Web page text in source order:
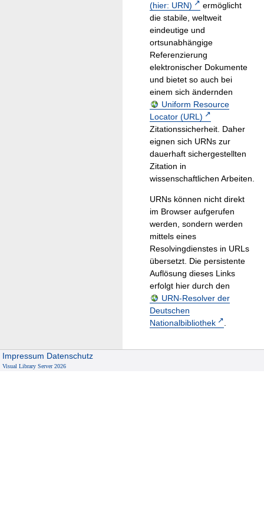
(hier: URN)
ermöglicht
die stabile, weltweit
eindeutige und
ortsunabhängige
Referenzierung
elektronischer Dokumente
und bietet so auch bei
einem sich ändernden
Uniform Resource
Locator (URL)
Zitationssicherheit. Daher
eignen sich URNs zur
dauerhaft sichergestellten
Zitation in
wissenschaftlichen Arbeiten.
URNs können nicht direkt
im Browser aufgerufen
werden, sondern werden
mittels eines
Resolvingdienstes in URLs
übersetzt. Die persistente
Auflösung dieses Links
erfolgt hier durch den
URN-Resolver der
Deutschen
Nationalbibliothek
.
Impressum Datenschutz
Visual Library Server 2026